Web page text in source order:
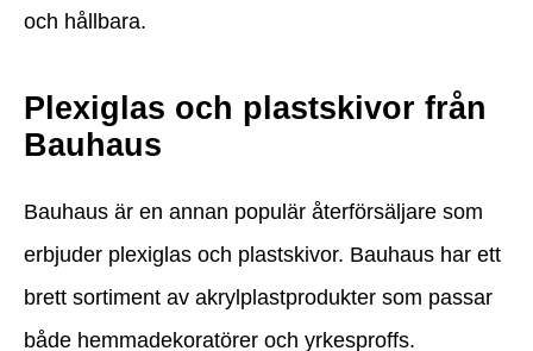
och hållbara.
Plexiglas och plastskivor från
Bauhaus
Bauhaus är en annan populär återförsäljare som
erbjuder plexiglas och plastskivor. Bauhaus har ett
brett sortiment av akrylplastprodukter som passar
både hemmadekoratörer och yrkesproffs.